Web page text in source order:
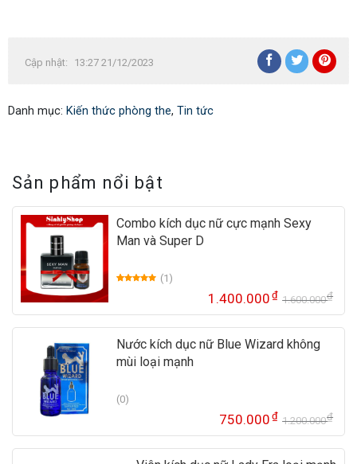
Cập nhật: 13:27 21/12/2023
Danh mục: Kiến thức phòng the, Tin tức
Sản phẩm nổi bật
Combo kích dục nữ cực mạnh Sexy
Man và Super D
(1)
1.600.000₫
1.400.000₫
Nước kích dục nữ Blue Wizard không
mùi loại mạnh
(0)
1.200.000₫
750.000₫